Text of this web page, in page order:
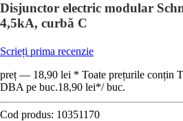
Disjunctor electric modular
4,5kA, curbă C
Scrieți prima recenzie
preț — 18,90 lei * Toate prețurile conțin
DBA pe buc.18,90 lei*/ buc.
Cod produs: 10351170